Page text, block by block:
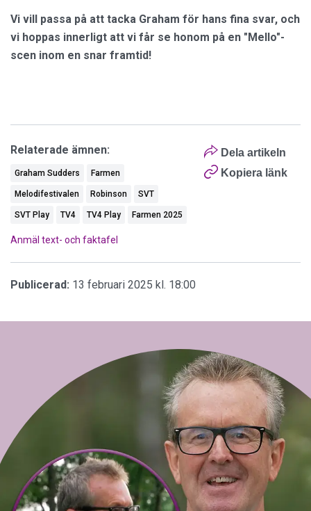
Vi vill passa på att tacka Graham för hans fina svar, och
vi hoppas innerligt att vi får se honom på en "Mello"-
scen inom en snar framtid!
Dela artikeln
Kopiera länk
Relaterade ämnen:
Graham Sudders Farmen
Melodifestivalen Robinson SVT
SVT Play TV4 TV4 Play Farmen 2025
Anmäl text- och faktafel
Publicerad: 13 februari 2025 kl. 18:00